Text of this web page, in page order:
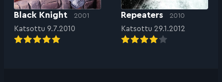
Black Knight 2001
Katsottu 9.7.2010
Repeaters 2010
Katsottu 29.1.2012